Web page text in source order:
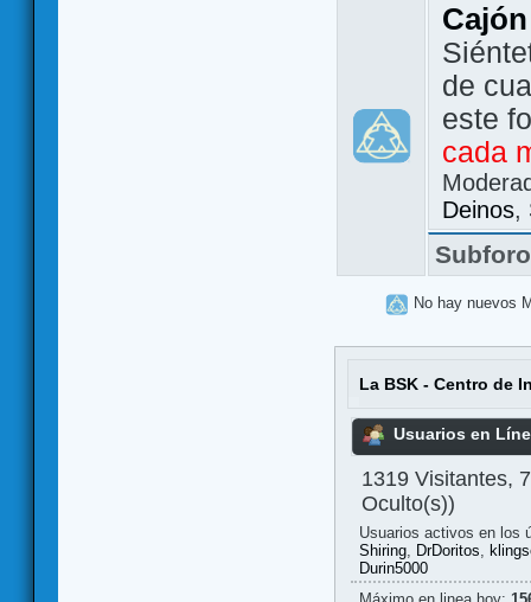
de
este
cada
Deinos,
No hay nuevos
La BSK - Centro de
Usuarios en
1319 Visitantes,
Oculto(s))
Usuarios activos en los
Shiring, DrDoritos,
Durin5000